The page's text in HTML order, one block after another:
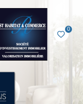
0